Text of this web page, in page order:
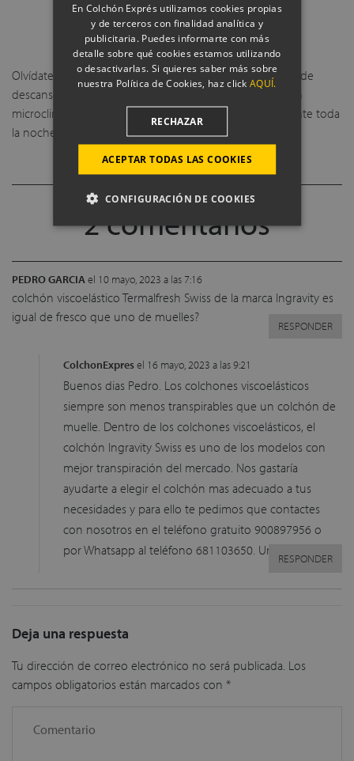
Olvídate de noches dando vueltas con estos productos de
descanso que no dan calor y son ideales para ofrecer un
microclima de descanso sin exceso de sudoración durante toda
la noche.
2 comentarios
PEDRO GARCIA el 10 mayo, 2023 a las 7:16
colchón viscoelástico Termalfresh Swiss de la marca Ingravity es
igual de fresco que uno de muelles?
RESPONDER
ColchonExpresel 16 mayo, 2023 a las 9:21
Buenos dias Pedro. Los colchones viscoelásticos
siempre son menos transpirables que un colchón de
muelle. Dentro de los colchones viscoelásticos, el
colchón Ingravity Swiss es uno de los modelos con
mejor transpiración del mercado. Nos gastaría
ayudarte a elegir el colchón mas adecuado a tus
necesidades y para ello te pedimos que contactes
con nosotros en el teléfono gratuito 900897956 o
por Whatsapp al teléfono 681103650. Un saludo.
RESPONDER
Deja una respuesta
Tu dirección de correo electrónico no será publicada. Los
campos obligatorios están marcados con *
En Colchón Exprés utilizamos cookies propias
y de terceros con finalidad analítica y
publicitaria. Puedes informarte con más
detalle sobre qué cookies estamos utilizando
o desactivarlas. Si quieres saber más sobre
nuestra Política de Cookies, haz clickAQUÍ.
ACEPTAR TODAS LAS COOKIES
RECHAZAR
CONFIGURACIÓN DE COOKIES